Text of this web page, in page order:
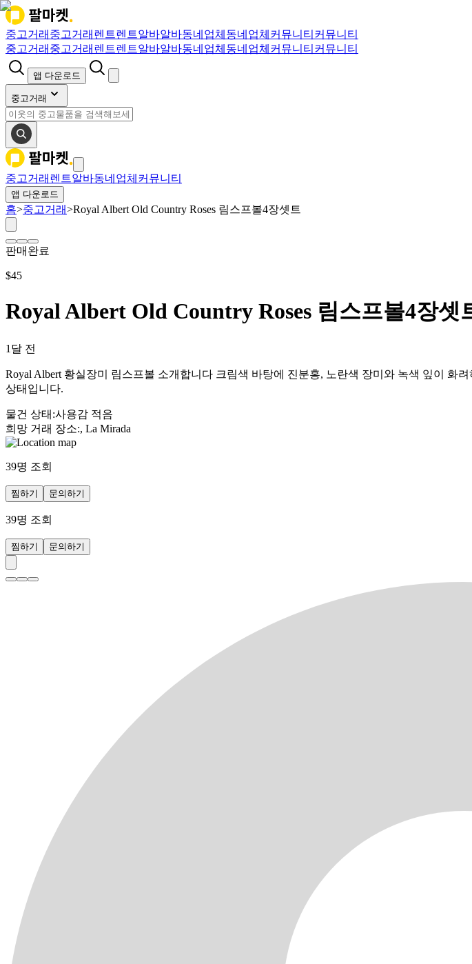
중고거래 중고거래 렌트렌트알바알바동네업체 동네업체 커뮤니티 커뮤니티
중고거래 중고거래 렌트렌트알바알바동네업체 동네업체 커뮤니티 커뮤니티
앱 다운로드
중고거래
중고거래 렌트알바동네업체 커뮤니티
앱 다운로드
홈>중고거래>Royal Albert Old Country Roses 림스프볼4장셋트
판매완료
$45
Royal Albert Old Country Roses 림스프볼4장셋
1달 전
Royal Albert 황실장미 림스프볼 소개합니다 크림색 바탕에 진분홍, 노란색 장미와 녹색 잎이
상태입니다.
물건 상태 :사용감 적음
희망 거래 장소:, La Mirada
39명 조회
찜하기 문의하기
39명 조회
찜하기 문의하기